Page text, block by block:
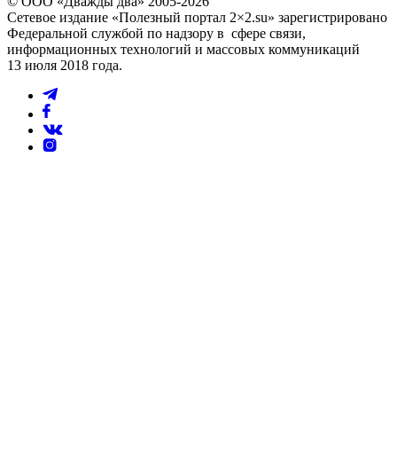
Сетевое издание «Полезный портал 2×2.su» зарегистрировано
Федеральной службой по надзору в сфере связи,
информационных технологий и массовых коммуникаций
13 июля 2018 года.